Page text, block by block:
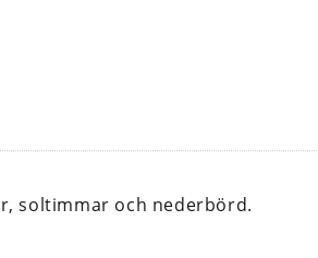
soltimmar och nederbörd.